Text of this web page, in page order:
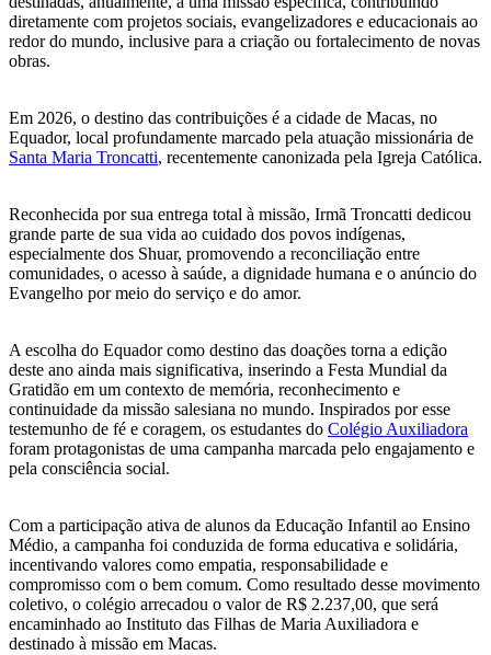
diretamente com projetos sociais, evangelizadores e educacionais ao
redor do mundo, inclusive para a criação ou fortalecimento de novas
obras.
Em 2026, o destino das contribuições é a cidade de Macas, no
Equador, local profundamente marcado pela atuação missionária de
Santa Maria Troncatti, recentemente canonizada pela Igreja Católica.
Reconhecida por sua entrega total à missão, Irmã Troncatti dedicou
grande parte de sua vida ao cuidado dos povos indígenas,
especialmente dos Shuar, promovendo a reconciliação entre
comunidades, o acesso à saúde, a dignidade humana e o anúncio do
Evangelho por meio do serviço e do amor.
A escolha do Equador como destino das doações torna a edição
deste ano ainda mais significativa, inserindo a Festa Mundial da
Gratidão em um contexto de memória, reconhecimento e
continuidade da missão salesiana no mundo. Inspirados por esse
testemunho de fé e coragem, os estudantes do Colégio Auxiliadora
foram protagonistas de uma campanha marcada pelo engajamento e
pela consciência social.
Com a participação ativa de alunos da Educação Infantil ao Ensino
Médio, a campanha foi conduzida de forma educativa e solidária,
incentivando valores como empatia, responsabilidade e
compromisso com o bem comum. Como resultado desse movimento
coletivo, o colégio arrecadou o valor de R$ 2.237,00, que será
encaminhado ao Instituto das Filhas de Maria Auxiliadora e
destinado à missão em Macas.